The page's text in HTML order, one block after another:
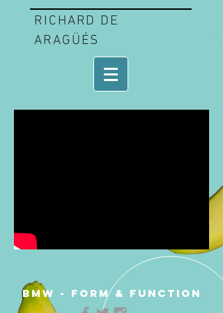
RICHARD DE
ARAGÜÉS
BMW - FORM & FUNCTION